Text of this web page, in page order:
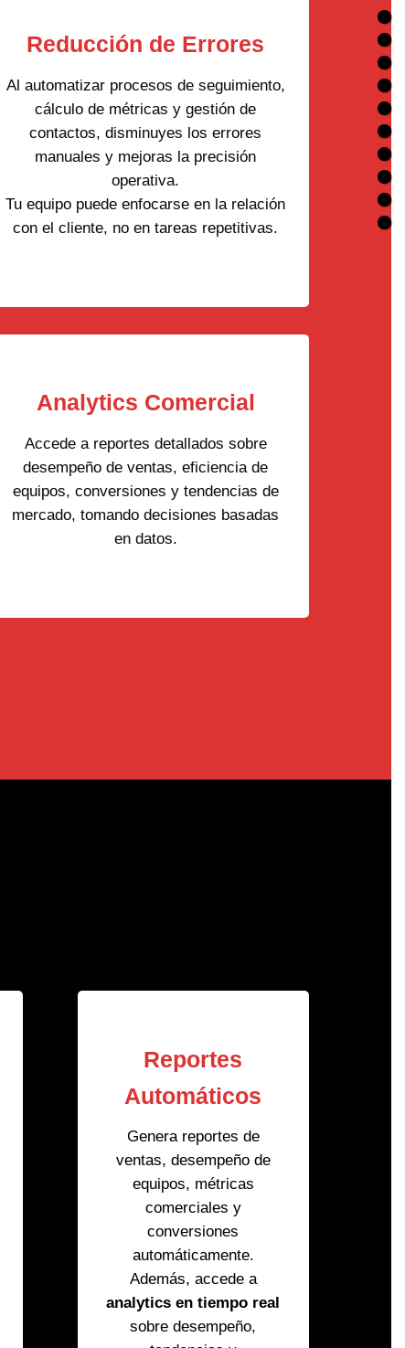
Reducción de Errores
Al automatizar procesos de seguimiento,
cálculo de métricas y gestión de
contactos, disminuyes los errores
manuales y mejoras la precisión
operativa.
Tu equipo puede enfocarse en la relación
con el cliente, no en tareas repetitivas.
Analytics Comercial
Accede a reportes detallados sobre
desempeño de ventas, eficiencia de
equipos, conversiones y tendencias de
mercado, tomando decisiones basadas
en datos.
Reportes
Automáticos
Genera reportes de
ventas, desempeño de
equipos, métricas
comerciales y
conversiones
automáticamente.
Además, accede a
analytics en tiempo real
sobre desempeño,